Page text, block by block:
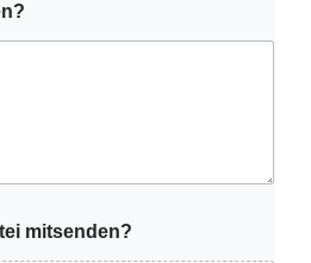
mitsenden?